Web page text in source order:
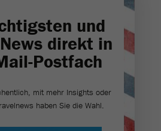
und
direkt in
Postfach
mit mehr Insights oder
haben Sie die Wahl.